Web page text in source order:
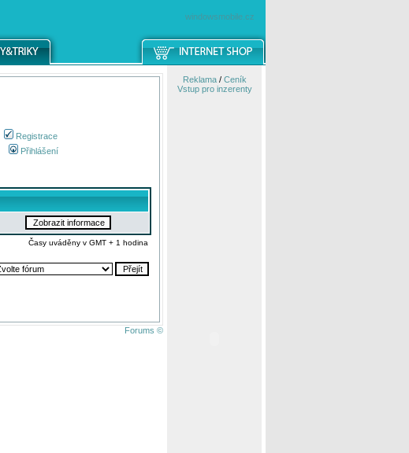
windowsmobile.cz
Registrace
Přihlášení
Časy uváděny v GMT + 1 hodina
Forums ©
Reklama/ Ceník
Vstup pro inzerenty